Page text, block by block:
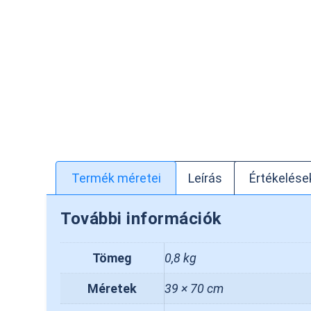
Termék méretei Leírás
További információk
Tömeg 0,8 kg
Méretek 39 × 70 cm